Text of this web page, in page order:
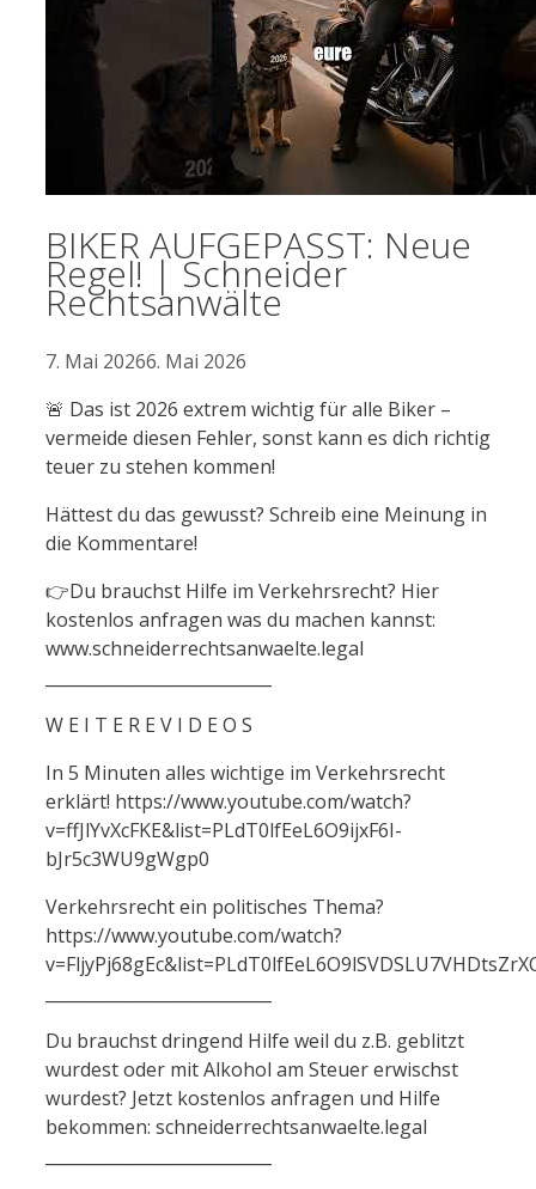
BIKER AUFGEPASST: Neue
Regel! | Schneider
Rechtsanwälte
7. Mai 20266. Mai 2026
🚨 Das ist 2026 extrem wichtig für alle Biker –
vermeide diesen Fehler, sonst kann es dich richtig
teuer zu stehen kommen!
Hättest du das gewusst? Schreib eine Meinung in
die Kommentare!
👉Du brauchst Hilfe im Verkehrsrecht? Hier
kostenlos anfragen was du machen kannst:
www.schneiderrechtsanwaelte.legal
W E I T E R E V I D E O S
In 5 Minuten alles wichtige im Verkehrsrecht
erklärt! https://www.youtube.com/watch?
v=ffJlYvXcFKE&list=PLdT0lfEeL6O9ijxF6I-
bJr5c3WU9gWgp0
Verkehrsrecht ein politisches Thema?
https://www.youtube.com/watch?
Du brauchst dringend Hilfe weil du z.B. geblitzt
wurdest oder mit Alkohol am Steuer erwischst
wurdest? Jetzt kostenlos anfragen und Hilfe
bekommen: schneiderrechtsanwaelte.legal